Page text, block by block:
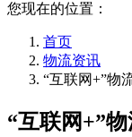
您现在的位置：
首页
物流资讯
“互联网+”物
“互联网+”